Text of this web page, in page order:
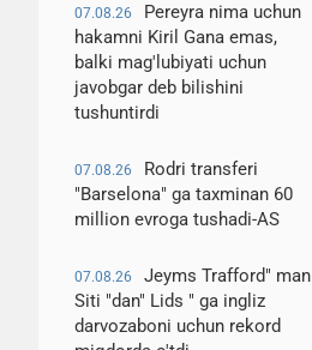
07.08.26
Pereyra nima uchun
hakamni Kiril Gana emas,
balki mag'lubiyati uchun
javobgar deb bilishini
tushuntirdi
07.08.26
Rodri transferi
"Barselona" ga taxminan 60
million evroga tushadi-AS
07.08.26
Jeyms Trafford" man
Siti "dan" Lids " ga ingliz
darvozaboni uchun rekord